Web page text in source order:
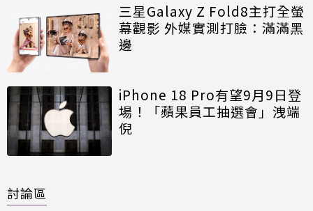
三星Galaxy Z Fold8主打全螢
幕觀影 外媒實測打臉：滿滿黑
邊
iPhone 18 Pro有望9月9日登
場！「蘋果員工抽選會」洩端
倪
討論區